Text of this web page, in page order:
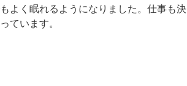
よく眠れるようになりました。仕事も決
ています。